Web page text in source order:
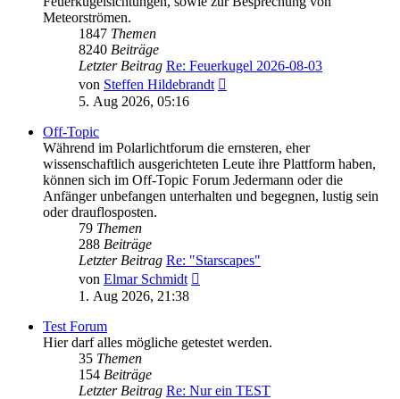
Meteorströmen.
1847 Themen
8240 Beiträge
Letzter Beitrag Re: Feuerkugel 2026-08-03
von Steffen Hildebrandt
5. Aug 2026, 05:16
Off-Topic
Während im Polarlichtforum die ernsteren, eher
wissenschaftlich ausgerichteten Leute ihre Plattform haben,
können sich im Off-Topic Forum Jedermann oder die
Anfänger unbefangen unterhalten und begegnen, lustig sein
oder drauflosposten.
79 Themen
288 Beiträge
Letzter Beitrag Re: "Starscapes"
von Elmar Schmidt
1. Aug 2026, 21:38
Test Forum
Hier darf alles mögliche getestet werden.
35 Themen
154 Beiträge
Letzter Beitrag Re: Nur ein TEST